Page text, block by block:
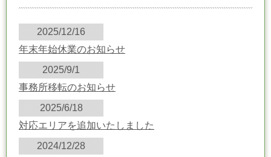
2025/12/16
年末年始休業のお知らせ
2025/9/1
事務所移転のお知らせ
2025/6/18
対応エリアを追加いたしました
2024/12/28